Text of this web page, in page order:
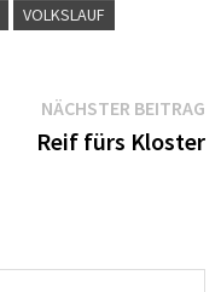
VOLKSLAUF
NÄCHSTER BEITRAG
Reif fürs Kloster